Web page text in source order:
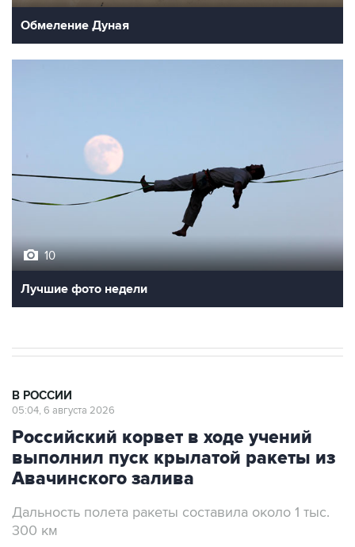
Обмеление Дуная
10
Лучшие фото недели
В РОССИИ
05:04, 6 августа 2026
Российский корвет в ходе учений
выполнил пуск крылатой ракеты из
Авачинского залива
Дальность полета ракеты составила около 1 тыс.
300 км